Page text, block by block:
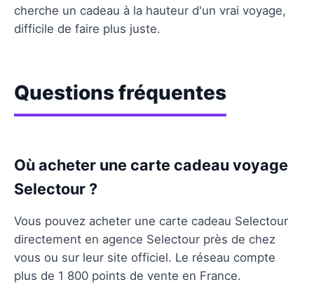
cherche un cadeau à la hauteur d'un vrai voyage,
difficile de faire plus juste.
Questions fréquentes
Où acheter une carte cadeau voyage
Selectour ?
Vous pouvez acheter une carte cadeau Selectour
directement en agence Selectour près de chez
vous ou sur leur site officiel. Le réseau compte
plus de 1 800 points de vente en France.